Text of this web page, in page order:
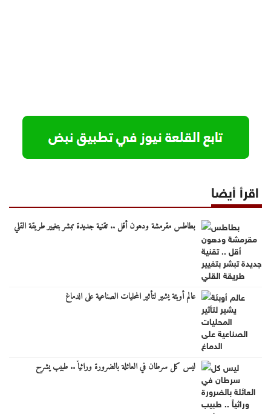
اقرأ أيضا
بطاطس مقرمشة ودهون أقل .. تقنية جديدة تبشر بتغيير طريقة القلي
عالم أوبئة يشير لتأثير المحليات الصناعية على الدماغ
ليس كل سرطان في العائلة بالضرورة وراثياً .. طبيب يشرح